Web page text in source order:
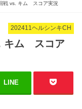
戦 vs. キム スコア実況
202411ヘルシンキCH
キム スコア
LINE